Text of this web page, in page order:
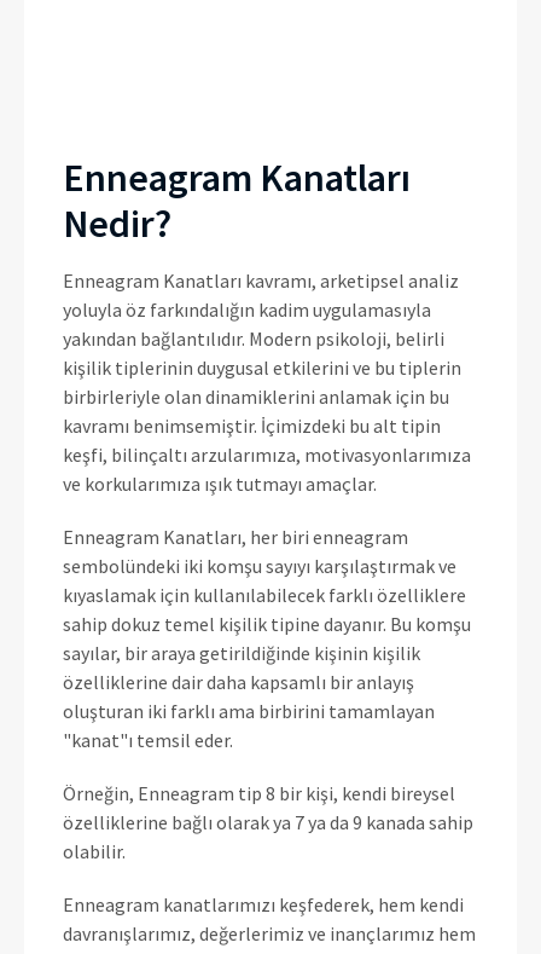
Enneagram Kanatları
Nedir?
Enneagram Kanatları kavramı, arketipsel analiz
yoluyla öz farkındalığın kadim uygulamasıyla
yakından bağlantılıdır. Modern psikoloji, belirli
kişilik tiplerinin duygusal etkilerini ve bu tiplerin
birbirleriyle olan dinamiklerini anlamak için bu
kavramı benimsemiştir. İçimizdeki bu alt tipin
keşfi, bilinçaltı arzularımıza, motivasyonlarımıza
ve korkularımıza ışık tutmayı amaçlar.
Enneagram Kanatları, her biri enneagram
sembolündeki iki komşu sayıyı karşılaştırmak ve
kıyaslamak için kullanılabilecek farklı özelliklere
sahip dokuz temel kişilik tipine dayanır. Bu komşu
sayılar, bir araya getirildiğinde kişinin kişilik
özelliklerine dair daha kapsamlı bir anlayış
oluşturan iki farklı ama birbirini tamamlayan
"kanat"ı temsil eder.
Örneğin, Enneagram tip 8 bir kişi, kendi bireysel
özelliklerine bağlı olarak ya 7 ya da 9 kanada sahip
olabilir.
Enneagram kanatlarımızı keşfederek, hem kendi
davranışlarımız, değerlerimiz ve inançlarımız hem